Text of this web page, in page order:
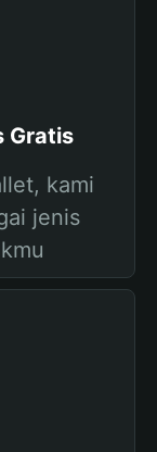
Gratis
kami
jenis